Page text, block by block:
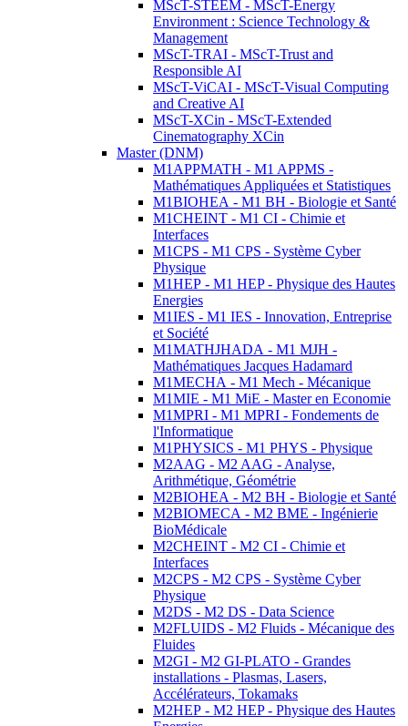
MScT-STEEM - MScT-Energy
Environment : Science Technology &
Management
MScT-TRAI - MScT-Trust and
Responsible AI
MScT-ViCAI - MScT-Visual Computing
and Creative AI
MScT-XCin - MScT-Extended
Cinematography XCin
Master (DNM)
M1APPMATH - M1 APPMS -
Mathématiques Appliquées et Statistiques
M1BIOHEA - M1 BH - Biologie et Santé
M1CHEINT - M1 CI - Chimie et
Interfaces
M1CPS - M1 CPS - Système Cyber
Physique
M1HEP - M1 HEP - Physique des Hautes
Energies
M1IES - M1 IES - Innovation, Entreprise
et Société
M1MATHJHADA - M1 MJH -
Mathématiques Jacques Hadamard
M1MECHA - M1 Mech - Mécanique
M1MIE - M1 MiE - Master en Economie
M1MPRI - M1 MPRI - Fondements de
l'Informatique
M1PHYSICS - M1 PHYS - Physique
M2AAG - M2 AAG - Analyse,
Arithmétique, Géométrie
M2BIOHEA - M2 BH - Biologie et Santé
M2BIOMECA - M2 BME - Ingénierie
BioMédicale
M2CHEINT - M2 CI - Chimie et
Interfaces
M2CPS - M2 CPS - Système Cyber
Physique
M2DS - M2 DS - Data Science
M2FLUIDS - M2 Fluids - Mécanique des
Fluides
M2GI - M2 GI-PLATO - Grandes
installations - Plasmas, Lasers,
Accélérateurs, Tokamaks
M2HEP - M2 HEP - Physique des Hautes